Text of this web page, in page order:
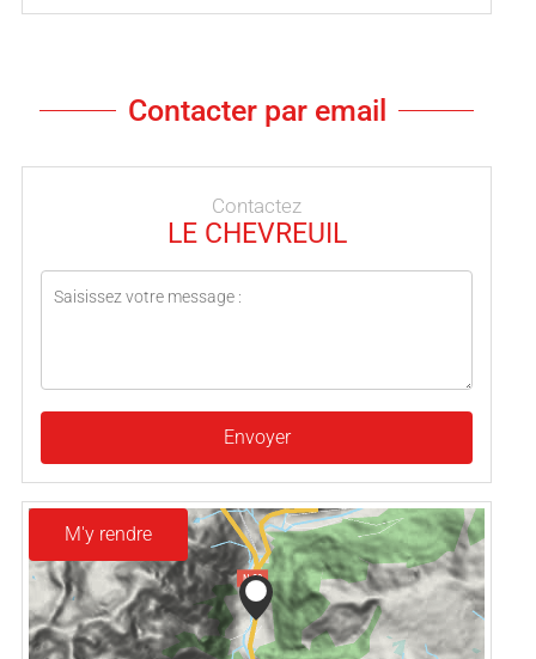
Contacter par email
Contactez
LE CHEVREUIL
Envoyer
M'y rendre